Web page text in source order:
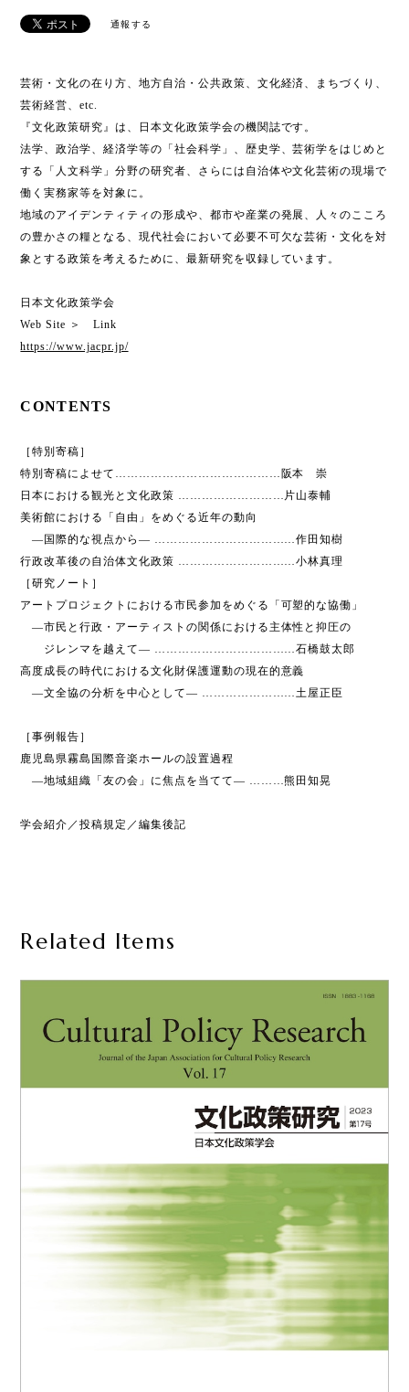
通報する
芸術・文化の在り方、地方自治・公共政策、文化経済、まちづくり、
芸術経営、etc.
『文化政策研究』は、日本文化政策学会の機関誌です。
法学、政治学、経済学等の「社会科学」、歴史学、芸術学をはじめと
する「人文科学」分野の研究者、さらには自治体や文化芸術の現場で
働く実務家等を対象に。
地域のアイデンティティの形成や、都市や産業の発展、人々のこころ
の豊かさの糧となる、現代社会において必要不可欠な芸術・文化を対
象とする政策を考えるために、最新研究を収録しています。
日本文化政策学会
Web Site ＞ Link
https://www.jacpr.jp/
CONTENTS
［特別寄稿］
特別寄稿によせて……………………………………阪本 崇
日本における観光と文化政策 ………………………片山泰輔
美術館における「自由」をめぐる近年の動向
―国際的な視点から― ………………………………作田知樹
行政改革後の自治体文化政策 …………………………小林真理
［研究ノート］
アートプロジェクトにおける市民参加をめぐる「可塑的な協働」
―市民と行政・アーティストの関係における主体性と抑圧の
ジレンマを越えて― ………………………………石橋鼓太郎
高度成長の時代における文化財保護運動の現在的意義
―文全協の分析を中心として― ……………………土屋正臣
［事例報告］
鹿児島県霧島国際音楽ホールの設置過程
―地域組織「友の会」に焦点を当てて― ………熊田知晃
学会紹介／投稿規定／編集後記
Related Items